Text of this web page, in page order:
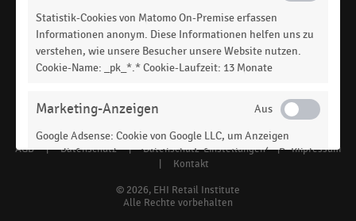
Bitte
überprüfen
verwenden
Sie
handelsdaten.de, das Statistikportal zum Handel,
ist ein Angebot des EHI Retail Institute -www.ehi.org
Social
media
© 2026, EHI Retail Institute
Alle Rechte vorbehalten
Footer
AGB | Datenschutz | Datenschutz-Einstellungen |
Impressum
Kontakt
Statistik-Cookies von Matomo On-Premise erfassen
Informationen anonym. Diese Informationen helfen uns zu
verstehen, wie unsere Besucher unsere Website nutzen.
Cookie-Name: _pk_*.* Cookie-Laufzeit: 13 Monate
Marketing-Anzeigen
Google Adsense: Cookie von Google LLC, um Anzeigen
auszuliefern und um statistische Informationen (z. B. Klick-
und Anzeigeverhalten) zu erfassen und auszuwerten.
Cookie-Name: DSID, IDE, Laufzeit: 1 Jahr. Google Ireland
Limited, Gordon House, Barrow Street, Dublin 4, Ireland.